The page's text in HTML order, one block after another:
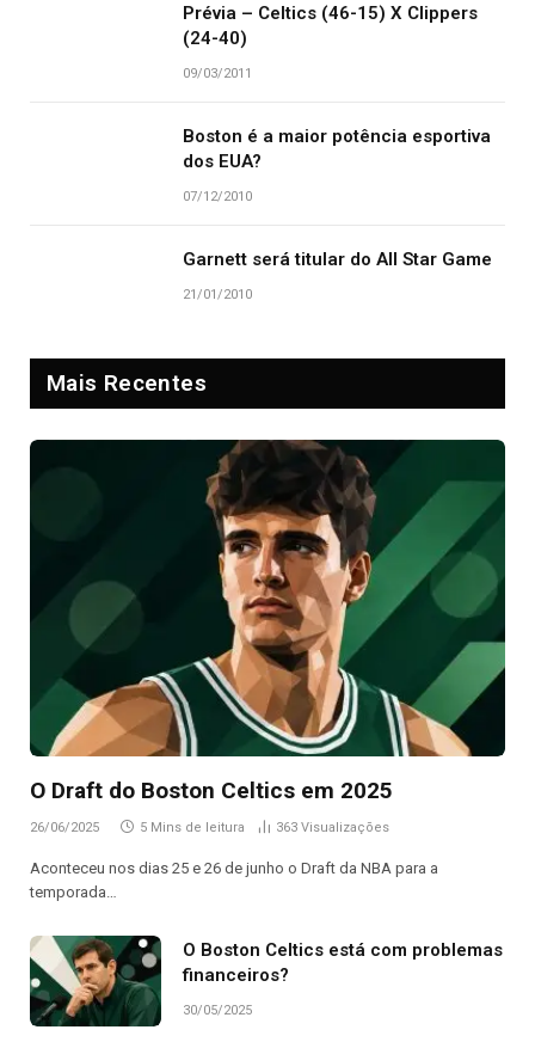
Prévia – Celtics (46-15) X Clippers
(24-40)
09/03/2011
Boston é a maior potência esportiva
dos EUA?
07/12/2010
Garnett será titular do All Star Game
21/01/2010
Mais Recentes
O Draft do Boston Celtics em 2025
26/06/2025 5 Mins de leitura 363 Visualizações
Aconteceu nos dias 25 e 26 de junho o Draft da NBA para a
temporada…
O Boston Celtics está com problemas
financeiros?
30/05/2025